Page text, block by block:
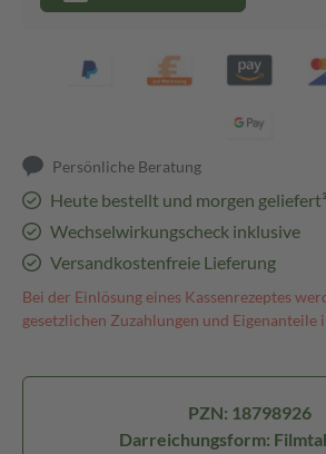
Persönliche Beratung
Heute bestellt und morgen geliefert³
Wechselwirkungscheck inklusive
Versandkostenfreie Lieferung
Bei der Einlösung eines Kassenrezeptes
gesetzlichen Zuzahlungen und Eigenanteile
PZN: 18798926
Darreichungsform: